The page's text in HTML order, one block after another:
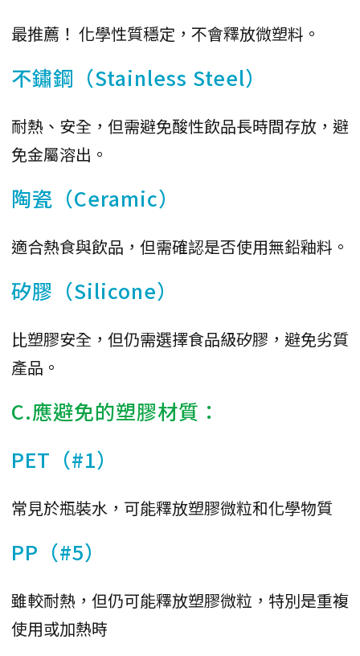
最推薦！ 化學性質穩定，不會釋放微塑料。
不鏽鋼（Stainless Steel）
耐熱、安全，但需避免酸性飲品長時間存放，避
免金屬溶出。
陶瓷（Ceramic）
適合熱食與飲品，但需確認是否使用無鉛釉料。
矽膠（Silicone）
比塑膠安全，但仍需選擇食品級矽膠，避免劣質
產品。
C.應避免的塑膠材質：
PET（#1）
常見於瓶裝水，可能釋放塑膠微粒和化學物質
PP（#5）
雖較耐熱，但仍可能釋放塑膠微粒，特別是重複
使用或加熱時